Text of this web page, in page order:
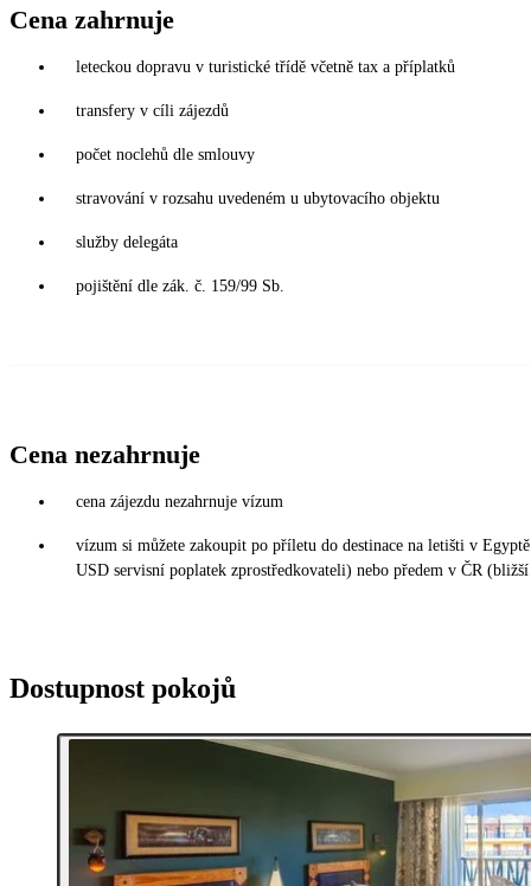
Cena zahrnuje
leteckou dopravu v turistické třídě včetně tax a příplatků
transfery v cíli zájezdů
počet noclehů dle smlouvy
stravování v rozsahu uvedeném u ubytovacího objektu
služby delegáta
pojištění dle zák. č. 159/99 Sb.
Cena nezahrnuje
cena zájezdu nezahrnuje vízum
vízum si můžete zakoupit po příletu do destinace na letišti v
USD servisní poplatek zprostředkovateli) nebo předem v ČR
Dostupnost pokojů